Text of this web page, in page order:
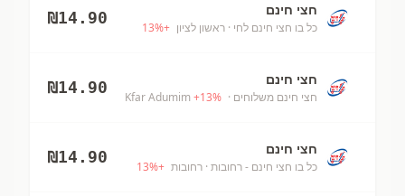
חצי חינם
כל בו חצי חינם לחי · ראשון לציון +
13%
₪14.90
חצי חינם
חצי חינם משלוחים · Kfar Adumim
+13%
₪14.90
חצי חינם
כל בו חצי חינם - רחובות · רחובות +
13%
₪14.90